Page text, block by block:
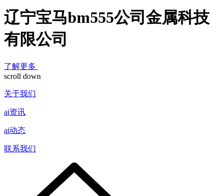
辽宁宝马bm555公司金属科技
有限公司
了解更多
scroll down
关于我们
ai资讯
ai动态
联系我们